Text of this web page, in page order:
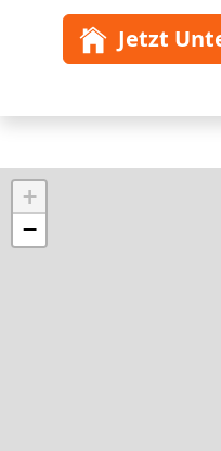
Jetzt
+
−